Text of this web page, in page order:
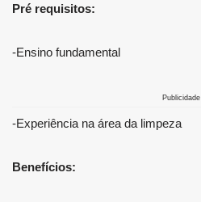
Pré requisitos:
-Ensino fundamental
Publicidade
-Experiência na área da limpeza
Benefícios: